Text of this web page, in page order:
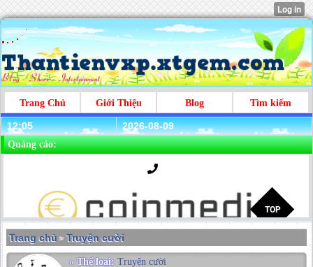
Trang Chủ Giới Thiệu Blog Tìm kiếm
12:05 2026-08-09
Quảng cáo:
Trang chủ >Truyện cười
» Thể loại: Truyện cười